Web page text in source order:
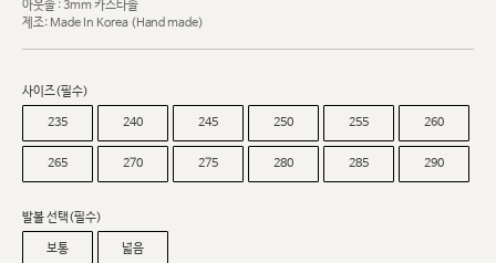
아웃솔 : 3mm 카스타솔
제조: Made In Korea (Hand made)
사이즈(필수)
235 240 245 250 255 260
265 270 275 280 285 290
발볼 선택(필수)
보통 넓음